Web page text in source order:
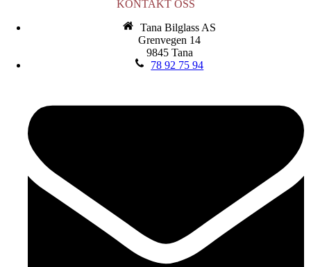
KONTAKT OSS
Tana Bilglass AS
Grenvegen 14
9845 Tana
78 92 75 94